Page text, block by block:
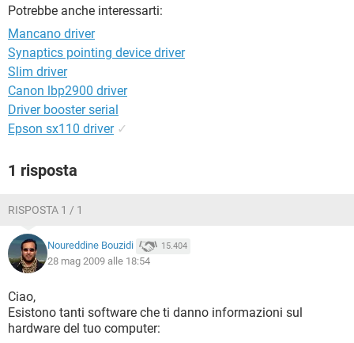
Potrebbe anche interessarti:
Mancano driver
Synaptics pointing device driver
Slim driver
Canon lbp2900 driver
Driver booster serial
Epson sx110 driver ✓
1 risposta
RISPOSTA 1 / 1
Noureddine Bouzidi 15.404
28 mag 2009 alle 18:54
Ciao,
Esistono tanti software che ti danno informazioni sul
hardware del tuo computer: